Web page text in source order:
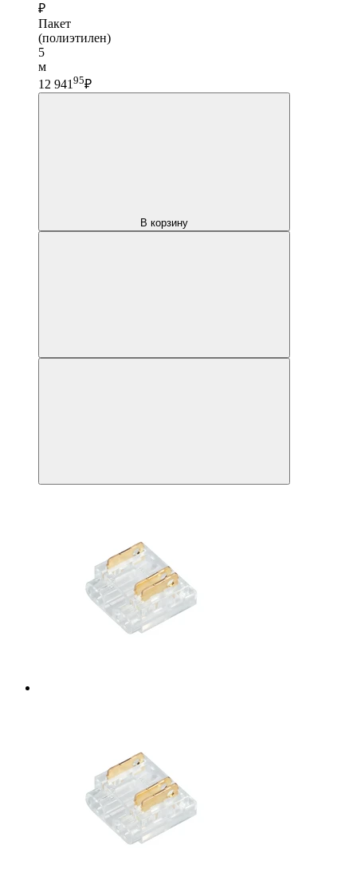
₽
Пакет
(полиэтилен)
5
м
12 941 95₽
В корзину